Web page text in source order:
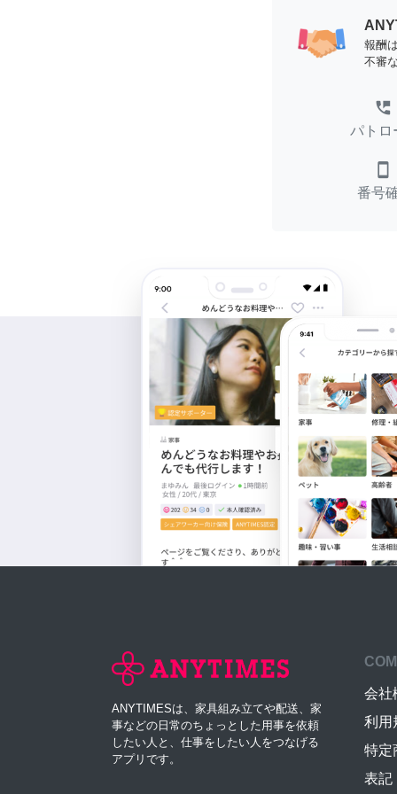
報酬
不審
perm_phone_msg
パトロ
smartphone
番号
ANYTIMESは、家具組み立てや配送、家
事などの日常のちょっとした用事を依頼
したい人と、仕事をしたい人をつなげる
アプリです。
会社
利用
特定
表記